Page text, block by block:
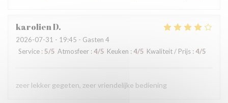
karolienD
2026-07-31 - 19:45 - Gasten 4
Service :5/5 Atmosfeer : 4/5 Keuken : 4/5 Kwaliteit / Prijs :4/5
zeer lekker gegeten, zeer vriendelijke bediening